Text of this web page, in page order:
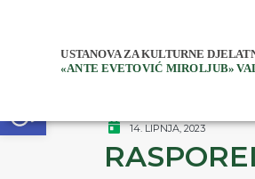
14. LIPNJA, 2023